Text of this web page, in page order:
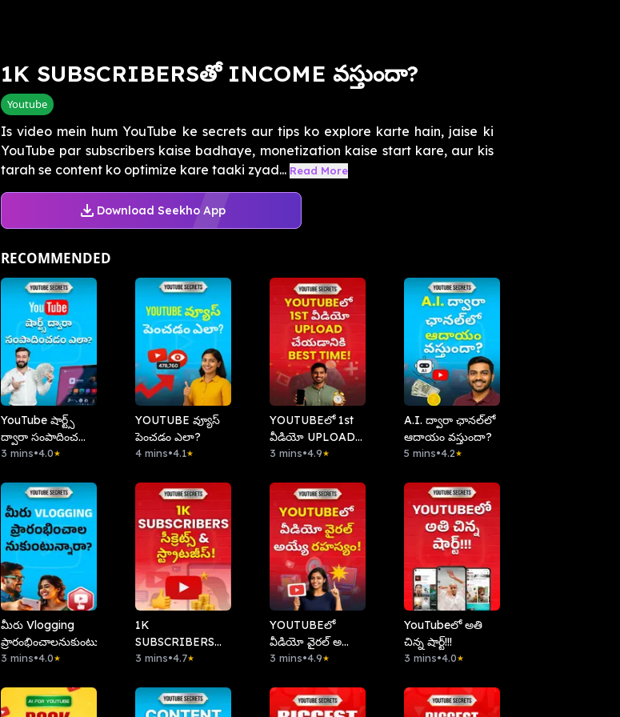
1K SUBSCRIBERSతో INCOME వస్తుందా?
Youtube
Is video mein hum YouTube ke secrets aur tips ko explore karte hain, jaise ki
YouTube par subscribers kaise badhaye, monetization kaise start kare, aur kis
tarah se content ko optimize kare taaki zyad... Read More
Download Seekho App
RECOMMENDED
YouTube షార్ట్స్
ద్వారా సంపాదించడం
ఎలా?
3 mins•4.0★
YOUTUBE వ్యూస్
పెంచడం ఎలా?
4 mins•4.1★
YOUTUBEలో 1st
వీడియో UPLOAD
చేయడానికి BEST
3 mins•4.9★
A.I. ద్వారా ఛానల్‌లో
ఆదాయం వస్తుందా?
5 mins•4.2★
మీరు Vlogging
ప్రారంభించాలనుకుంటున్నారా?
3 mins•4.0★
1K
SUBSCRIBERS
సీక్రెట్స్ & స్ట్రాటజీస్!
3 mins•4.7★
YOUTUBEలో
వీడియో వైరల్ అయ్యే
రహస్యం!
3 mins•4.9★
YouTubeలో అతి
చిన్న షార్ట్!!!
3 mins•4.0★